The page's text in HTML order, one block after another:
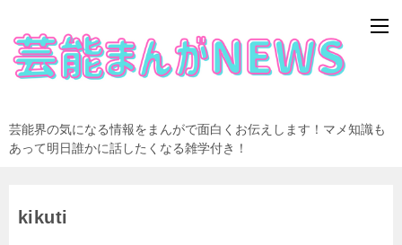
芸能界の気になる情報をまんがで面白くお伝えします！マメ知識も
あって明日誰かに話したくなる雑学付き！
kikuti